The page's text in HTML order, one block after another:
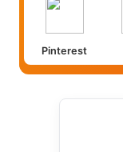
Pinterest